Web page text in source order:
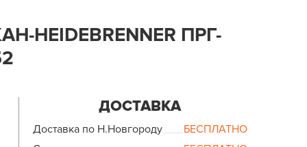
HEIDEBRENNER ПРГ-
ДОСТАВКА
Доставка по Н.Новгороду
БЕСПЛАТНО